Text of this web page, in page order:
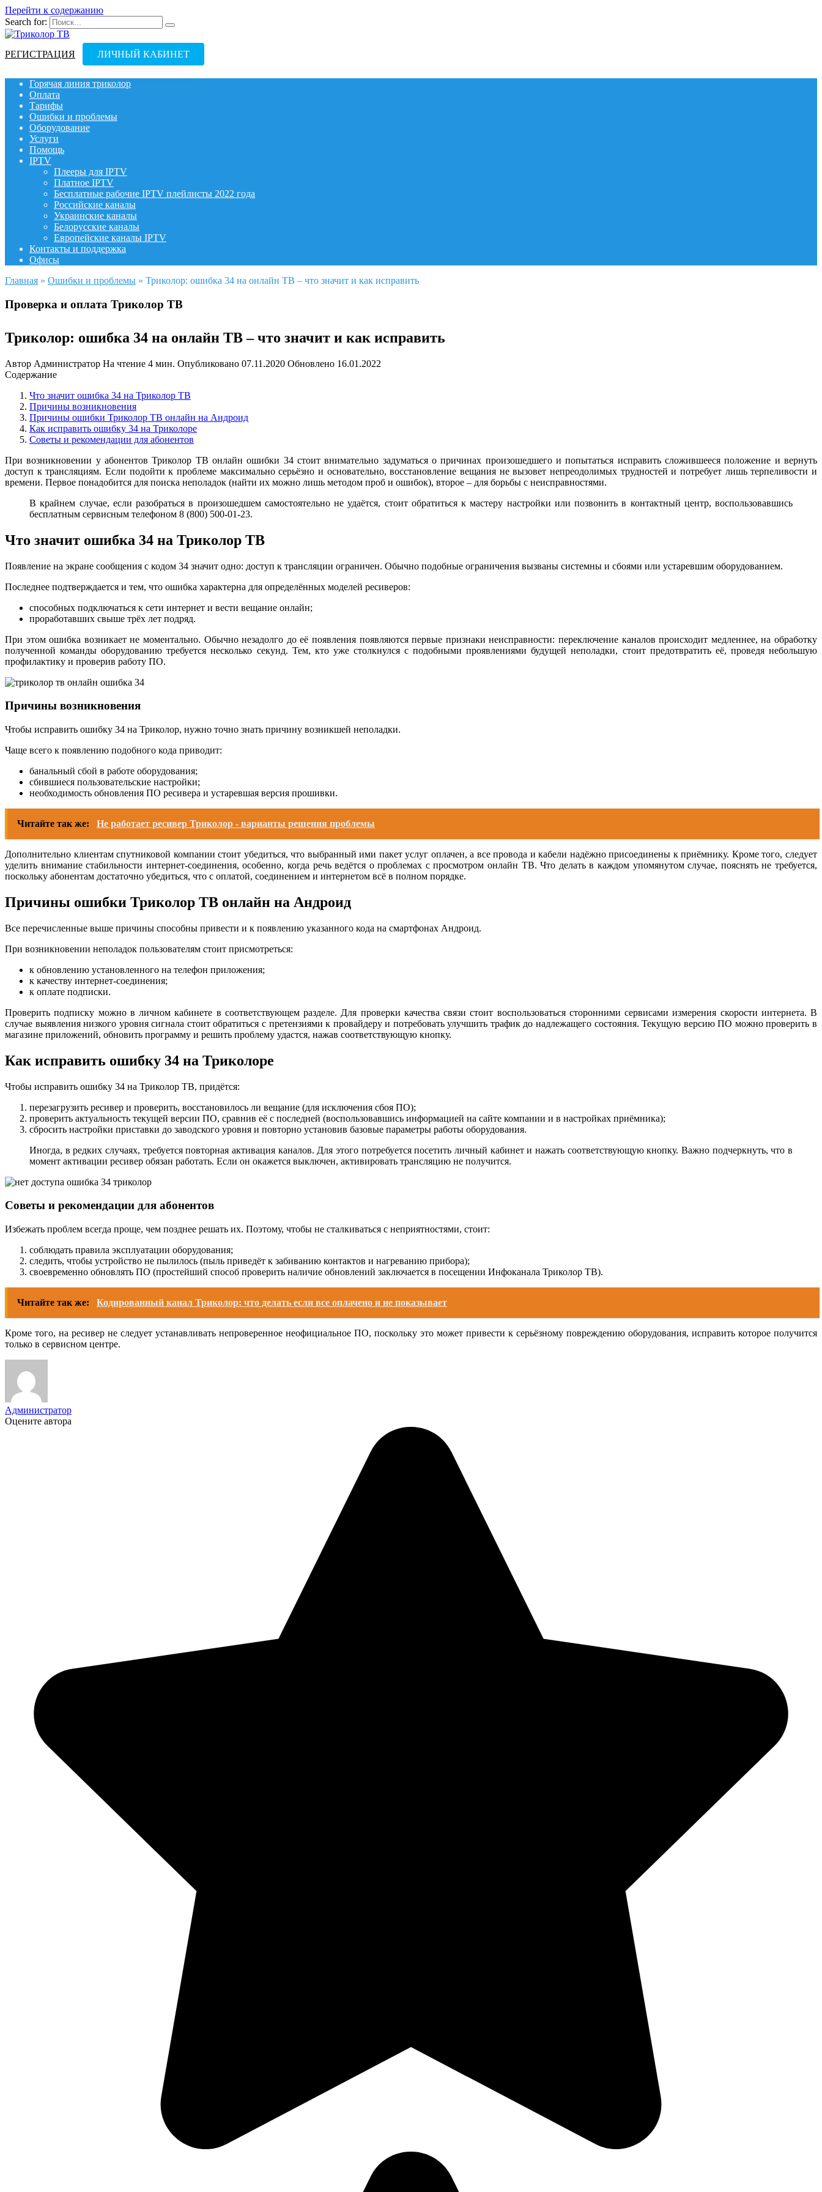
Перейти к содержанию
Search for:
РЕГИСТРАЦИЯ ЛИЧНЫЙ КАБИНЕТ
Горячая линия триколор
Оплата
Тарифы
Ошибки и проблемы
Оборудование
Услуги
Помощь
IPTV
Плееры для IPTV
Платное IPTV
Бесплатные рабочие IPTV плейлисты 2022 года
Российские каналы
Украинские каналы
Белорусские каналы
Европейские каналы IPTV
Контакты и поддержка
Офисы
Главная » Ошибки и проблемы » Триколор: ошибка 34 на онлайн ТВ – что значит и как исправить
Проверка и оплата Триколор ТВ
Триколор: ошибка 34 на онлайн ТВ – что значит и как исправить
Автор Администратор На чтение 4 мин. Опубликовано 07.11.2020 Обновлено 16.01.2022
Содержание
Что значит ошибка 34 на Триколор ТВ
Причины возникновения
Причины ошибки Триколор ТВ онлайн на Андроид
Как исправить ошибку 34 на Триколоре
Советы и рекомендации для абонентов
При возникновении у абонентов Триколор ТВ онлайн ошибки 34 стоит внимательно задуматься о причинах произошедшего и попытаться исправить сложившееся положение и вернуть
доступ к трансляциям. Если подойти к проблеме максимально серьёзно и основательно, восстановление вещания не вызовет непреодолимых трудностей и потребует лишь терпеливости и
времени. Первое понадобится для поиска неполадок (найти их можно лишь методом проб и ошибок), второе – для борьбы с неисправностями.
В крайнем случае, если разобраться в произошедшем самостоятельно не удаётся, стоит обратиться к мастеру настройки или позвонить в контактный центр, воспользовавшись
бесплатным сервисным телефоном 8 (800) 500-01-23.
Что значит ошибка 34 на Триколор ТВ
Появление на экране сообщения с кодом 34 значит одно: доступ к трансляции ограничен. Обычно подобные ограничения вызваны системны и сбоями или устаревшим оборудованием.
Последнее подтверждается и тем, что ошибка характерна для определённых моделей ресиверов:
способных подключаться к сети интернет и вести вещание онлайн;
проработавших свыше трёх лет подряд.
При этом ошибка возникает не моментально. Обычно незадолго до её появления появляются первые признаки неисправности: переключение каналов происходит медленнее, на обработку
полученной команды оборудованию требуется несколько секунд. Тем, кто уже столкнулся с подобными проявлениями будущей неполадки, стоит предотвратить её, проведя небольшую
профилактику и проверив работу ПО.
Причины возникновения
Чтобы исправить ошибку 34 на Триколор, нужно точно знать причину возникшей неполадки.
Чаще всего к появлению подобного кода приводит:
банальный сбой в работе оборудования;
сбившиеся пользовательские настройки;
необходимость обновления ПО ресивера и устаревшая версия прошивки.
Читайте так же: Не работает ресивер Триколор - варианты решения проблемы
Дополнительно клиентам спутниковой компании стоит убедиться, что выбранный ими пакет услуг оплачен, а все провода и кабели надёжно присоединены к приёмнику. Кроме того, следует
уделить внимание стабильности интернет-соединения, особенно, когда речь ведётся о проблемах с просмотром онлайн ТВ. Что делать в каждом упомянутом случае, пояснять не требуется,
поскольку абонентам достаточно убедиться, что с оплатой, соединением и интернетом всё в полном порядке.
Причины ошибки Триколор ТВ онлайн на Андроид
Все перечисленные выше причины способны привести и к появлению указанного кода на смартфонах Андроид.
При возникновении неполадок пользователям стоит присмотреться:
к обновлению установленного на телефон приложения;
к качеству интернет-соединения;
к оплате подписки.
Проверить подписку можно в личном кабинете в соответствующем разделе. Для проверки качества связи стоит воспользоваться сторонними сервисами измерения скорости интернета. В
случае выявления низкого уровня сигнала стоит обратиться с претензиями к провайдеру и потребовать улучшить трафик до надлежащего состояния. Текущую версию ПО можно проверить в
магазине приложений, обновить программу и решить проблему удастся, нажав соответствующую кнопку.
Как исправить ошибку 34 на Триколоре
Чтобы исправить ошибку 34 на Триколор ТВ, придётся:
перезагрузить ресивер и проверить, восстановилось ли вещание (для исключения сбоя ПО);
проверить актуальность текущей версии ПО, сравнив её с последней (воспользовавшись информацией на сайте компании и в настройках приёмника);
сбросить настройки приставки до заводского уровня и повторно установив базовые параметры работы оборудования.
Иногда, в редких случаях, требуется повторная активация каналов. Для этого потребуется посетить личный кабинет и нажать соответствующую кнопку. Важно подчеркнуть, что в
момент активации ресивер обязан работать. Если он окажется выключен, активировать трансляцию не получится.
Советы и рекомендации для абонентов
Избежать проблем всегда проще, чем позднее решать их. Поэтому, чтобы не сталкиваться с неприятностями, стоит:
соблюдать правила эксплуатации оборудования;
следить, чтобы устройство не пылилось (пыль приведёт к забиванию контактов и нагреванию прибора);
своевременно обновлять ПО (простейший способ проверить наличие обновлений заключается в посещении Инфоканала Триколор ТВ).
Читайте так же: Кодированный канал Триколор: что делать если все оплачено и не показывает
Кроме того, на ресивер не следует устанавливать непроверенное неофициальное ПО, поскольку это может привести к серьёзному повреждению оборудования, исправить которое получится
только в сервисном центре.
Администратор
Оцените автора